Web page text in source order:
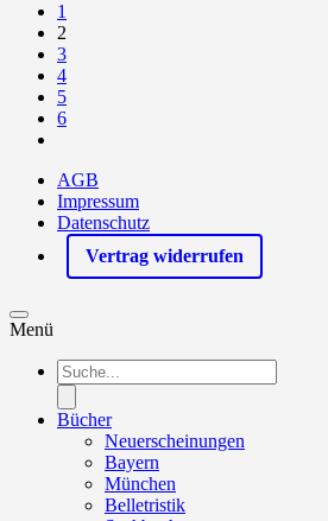
1
2
3
4
5
6
AGB
Impressum
Datenschutz
Vertrag widerrufen
Menü
Products
search
Bücher
Neuerscheinungen
Bayern
München
Belletristik